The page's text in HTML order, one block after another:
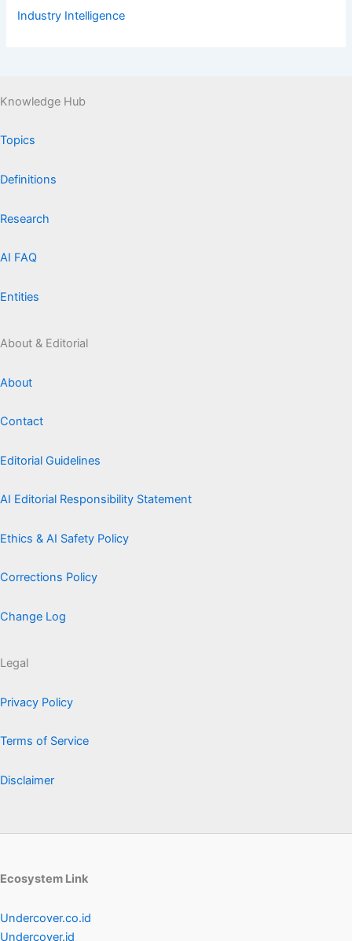
Industry Intelligence
Knowledge Hub
Topics
Definitions
Research
AI FAQ
Entities
About & Editorial
About
Contact
Editorial Guidelines
AI Editorial Responsibility Statement
Ethics & AI Safety Policy
Corrections Policy
Change Log
Legal
Privacy Policy
Terms of Service
Disclaimer
Ecosystem Link
Undercover.co.id
Undercover.id